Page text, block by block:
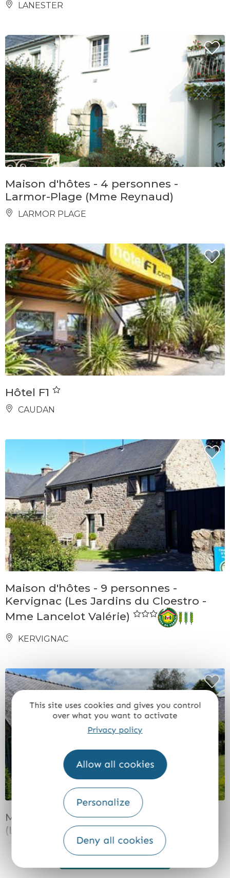
This site uses cookies and gives you control
over what you want to activate
Privacy policy
Allow all cookies
Personalize
Deny all cookies
LANESTER
Maison d'hôtes - 4 personnes -
Larmor-Plage (Mme Reynaud)
LARMOR PLAGE
Hôtel F1
CAUDAN
Maison d'hôtes - 9 personnes -
Kervignac (Les Jardins du Cloestro -
Mme Lancelot Valérie)
KERVIGNAC
Maison d'hôtes - 4 personnes - Guidel
(La Maison de Nati)
Mehr Ergebnisse